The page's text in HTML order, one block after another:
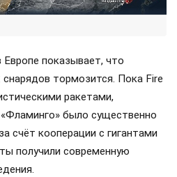
показывает, что
тормозится. Пока Fire
ракетами,
было существенно
счёт кооперации с гигантами
получили современную